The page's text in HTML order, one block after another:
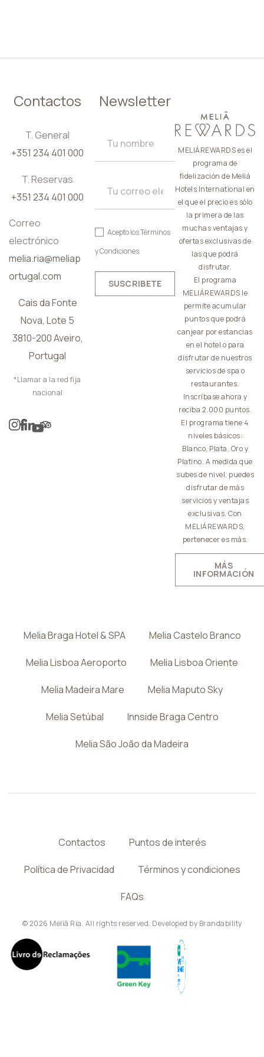
Contactos
T. General
+351 234 401 000
T. Reservas
+351 234 401 000
Correo
electrónico
melia.ria@meliap
ortugal.com
Cais da Fonte
Nova, Lote 5
3810-200 Aveiro,
Portugal
*Llamar a la red fija
nacional
Newsletter
Acepto losTérminos
y Condiciones
SUSCRIBETE
MELIÁREWARDS es el
programa de
fidelización de Meliá
Hotels International en
el que el precio es sólo
la primera de las
muchas ventajas y
ofertas exclusivas de
las que podrá
disfrutar.
El programa
MELIÁREWARDS le
permite acumular
puntos que podrá
canjear por estancias
en el hotel o para
disfrutar de nuestros
servicios de spa o
restaurantes.
Inscríbase ahora y
reciba 2.000 puntos.
El programa tiene 4
niveles básicos:
Blanco, Plata, Oro y
Platino. A medida que
subes de nivel, puedes
disfrutar de más
servicios y ventajas
exclusivas. Con
MELIÁREWARDS,
pertenecer es más.
MÁS
INFORMACIÓN
Melia Braga Hotel & SPA Melia Castelo Branco
Melia Lisboa Aeroporto Melia Lisboa Oriente
Melia Madeira Mare Melia Maputo Sky
Melia Setúbal Innside Braga Centro
Melia São João da Madeira
Contactos Puntos de interés
Política de Privacidad Términos y condiciones
FAQs
© 2026 Meliã Ria. All rights reserved. Developed by Brandability